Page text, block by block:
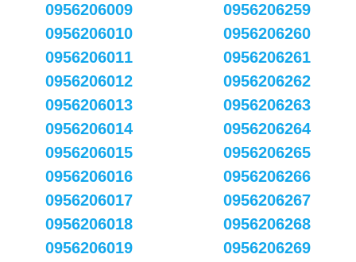
0956206009
0956206010
0956206011
0956206012
0956206013
0956206014
0956206015
0956206016
0956206017
0956206018
0956206019
0956206259
0956206260
0956206261
0956206262
0956206263
0956206264
0956206265
0956206266
0956206267
0956206268
0956206269